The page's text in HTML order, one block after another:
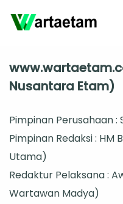
Nusantara Etam)
Pimpinan Perusahaan :
Pimpinan Redaksi :
Utama)
Redaktur Pelaksana :
Wartawan Madya)